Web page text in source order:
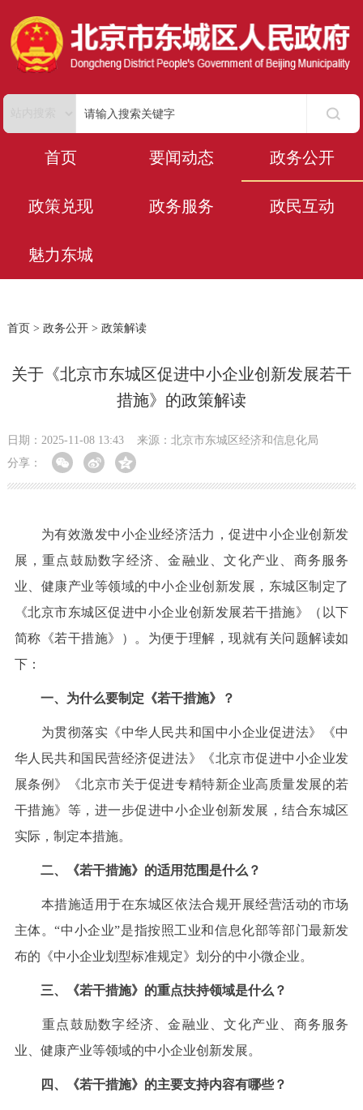
首页 要闻动态 政务公开
政策兑现 政务服务 政民互动
魅力东城
首页 > 政务公开> 政策解读
关于《北京市东城区促进中小企业创新发展若干
措施》的政策解读
日期：2025-11-08 13:43
来源：北京市东城区经济和信息化局
分享：
为有效激发中小企业经济活力，促进中小企业创新发
展，重点鼓励数字经济、金融业、文化产业、商务服务
业、健康产业等领域的中小企业创新发展，东城区制定了
《北京市东城区促进中小企业创新发展若干措施》（以下
简称《若干措施》）。为便于理解，现就有关问题解读如
下：
一、为什么要制定《若干措施》？
为贯彻落实《中华人民共和国中小企业促进法》《中
华人民共和国民营经济促进法》《北京市促进中小企业发
展条例》《北京市关于促进专精特新企业高质量发展的若
干措施》等，进一步促进中小企业创新发展，结合东城区
实际，制定本措施。
二、《若干措施》的适用范围是什么？
本措施适用于在东城区依法合规开展经营活动的市场
主体。“中小企业”是指按照工业和信息化部等部门最新发
布的《中小企业划型标准规定》划分的中小微企业。
三、《若干措施》的重点扶持领域是什么？
重点鼓励数字经济、金融业、文化产业、商务服务
业、健康产业等领域的中小企业创新发展。
四、《若干措施》的主要支持内容有哪些？